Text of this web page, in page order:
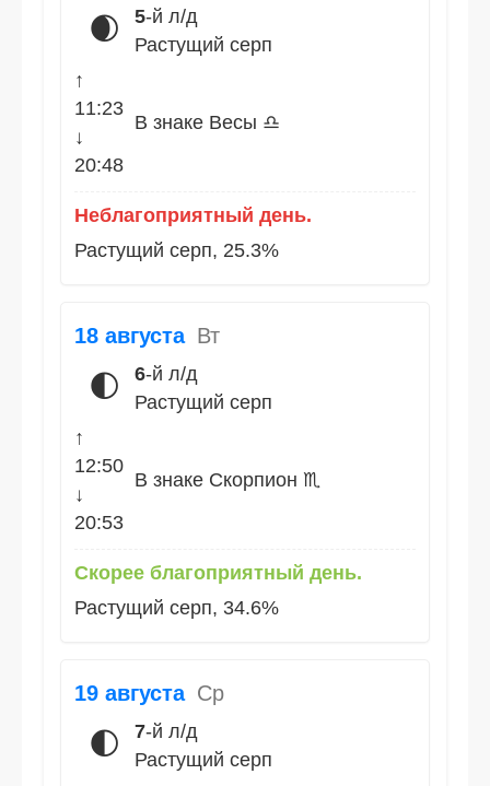
🌒 5-й л/д
Растущий серп
↑
11:23
↓
20:48
В знаке Весы ♎
Неблагоприятный день.
Растущий серп, 25.3%
18 августа Вт
🌓 6-й л/д
Растущий серп
↑
12:50
↓
20:53
В знаке Скорпион ♏
Скорее благоприятный день.
Растущий серп, 34.6%
19 августа Ср
🌓 7-й л/д
Растущий серп